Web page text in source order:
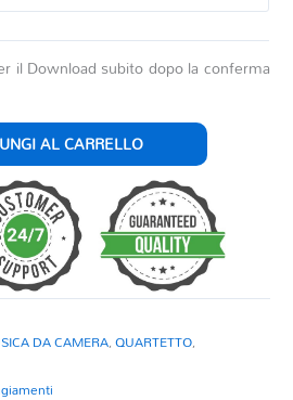
il Download subito dopo la conferma
AL CARRELLO
DA CAMERA,QUARTETTO,